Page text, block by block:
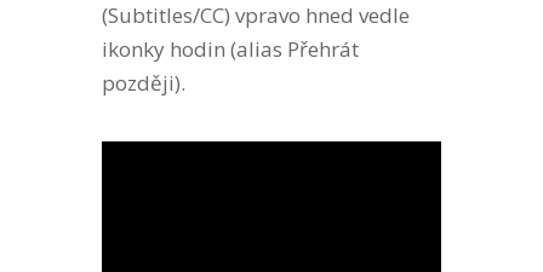
(Subtitles/CC) vpravo hned vedle
ikonky hodin (alias Přehrát
později).